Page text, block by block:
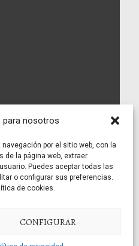
para nosotros
por el sitio web, con la
de la página web, extraer
Puedes aceptar todas las
o configurar sus preferencias.
de cookies.
CONFIGURAR
|POLÍTICA DE COOKIES